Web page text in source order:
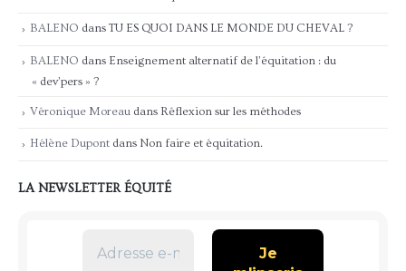
BALENO dans TU ES QUOI DANS LE MONDE DU CHEVAL ?
BALENO dans Enseignement alternatif de l’équitation : du
« dev’pers » ?
Véronique Moreau dans Réflexion sur les méthodes
Hélène Dupont dans Non faire et équitation.
LA NEWSLETTER ÉQUITÉ